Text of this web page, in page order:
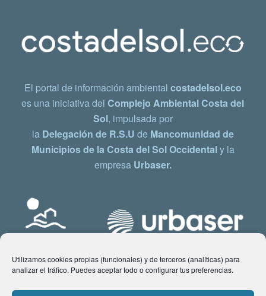
Utilizamos cookies propias (funcionales) y de terceros (analíticas) para
analizar el tráfico. Puedes aceptar todo o configurar tus preferencias.
El portal de información ambiental costadelsol.eco
es una iniciativa delComplejo Ambiental Costa del
Sol, impulsada por
la Delegación de R.S.U de Mancomunidad de
Municipios de la Costa del Sol Occidentaly la
empresa Urbaser.